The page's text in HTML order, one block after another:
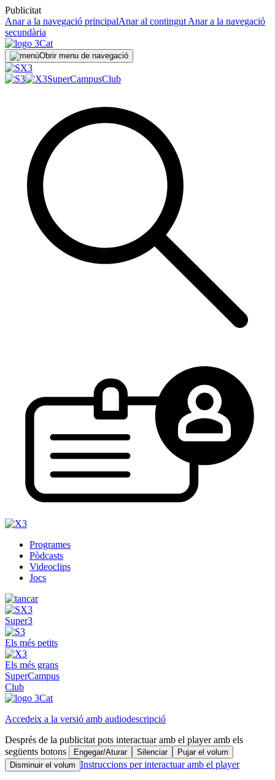
Publicitat
Anar a la navegació principalAnar al contingut Anar a la navegació
secundària
Obrir menu de navegació
SuperCampusClub
Programes
Pòdcasts
Videoclips
Jocs
Super3
Els més petits
Els més grans
SuperCampus
Club
Accedeix a la versió amb audiodescripció
Després de la publicitat pots interactuar amb el player amb els
següents botons
Engegar/Aturar Silenciar
Pujar el volum
Disminuir el volum Instruccions per interactuar amb el player